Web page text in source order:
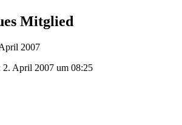
Mitglied
2007
2. April 2007 um 08:25